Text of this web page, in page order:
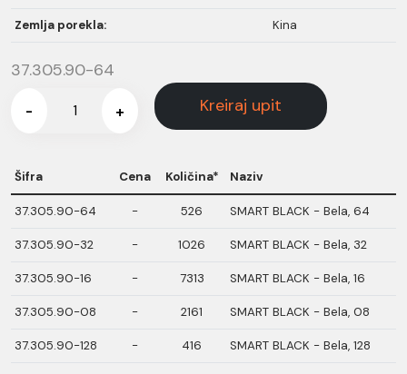
Zemlja porekla: Kina
37.305.90-64
- + Kreiraj upit
Šifra Cena Količina* Naziv
37.305.90-64 - 526 SMART BLACK - Bela, 64
37.305.90-32 - 1026 SMART BLACK - Bela, 32
37.305.90-16 - 7313 SMART BLACK - Bela, 16
37.305.90-08 - 2161 SMART BLACK - Bela, 08
37.305.90-128 - 416 SMART BLACK - Bela, 128